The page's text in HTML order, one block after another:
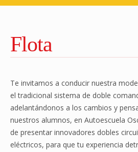
Flota
Te invitamos a conducir nuestra
el tradicional sistema de doble
adelantándonos a los cambios y
nuestros alumnos, en Autoescuela
de presentar innovadores dobles
eléctricos, para que tu experiencia